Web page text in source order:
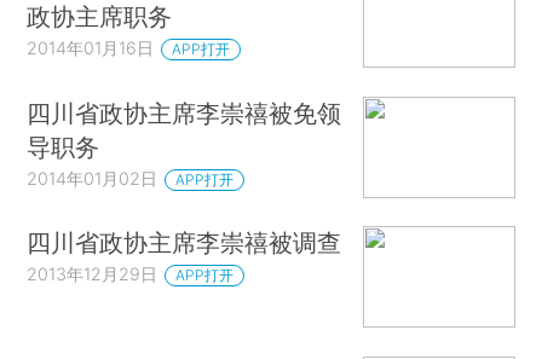
政协主席职务
2014年01月16日 APP打开
四川省政协主席李崇禧被免领
导职务
2014年01月02日 APP打开
四川省政协主席李崇禧被调查
2013年12月29日 APP打开